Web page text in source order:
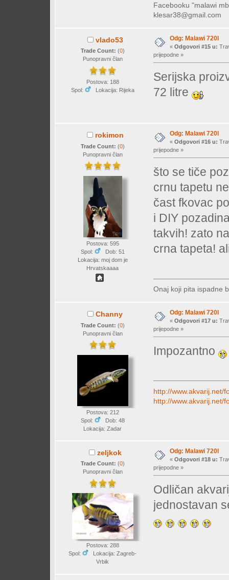
Facebooku "malawi
klesar38@gmail.com
vlado53
Trade Count: (0)
Punopravni član
Postova: 188
Spol:
Lokacija: Rijeka
Odg: Malawi 720l
« Odgovori #15 u:
prijepodne »
Serijska
72 litre
rokimon
Trade Count: (0)
Punopravni član
Postova: 595
Spol:
Dob: 51
Lokacija: moj dom je
Hrvatskaaaa
Odg: Malawi 720l
« Odgovori #16 u:
prijepodne »
što se tiče
crnu tapetu
čast fkovac
i DIY
takvih! zato
crna tapeta!
Onaj koji pita ispadne
Channy
Trade Count: (0)
Punopravni član
Postova: 212
Spol:
Dob: 48
Lokacija: Zadar
Odg: Malawi 720l
« Odgovori #17 u:
prijepodne »
Impozantno
http://www.akvarij.net/
http://www.akvarij.net/
zeljkok
Trade Count: (0)
Punopravni član
Postova: 288
Spol:
Lokacija: Zagreb-
Vrbik
Odg: Malawi 720l
« Odgovori #18 u:
prijepodne »
Odličan
jednostavan